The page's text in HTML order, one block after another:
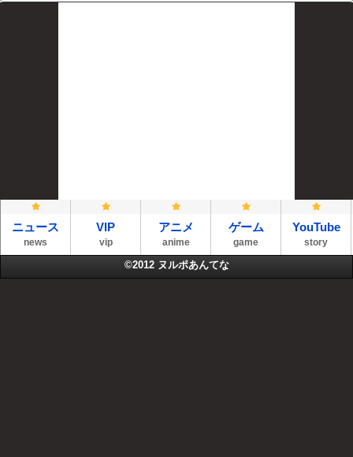
ニュース
news
VIP
vip
アニメ
anime
ゲーム
game
YouTube
story
©2012 ヌルポあんてな